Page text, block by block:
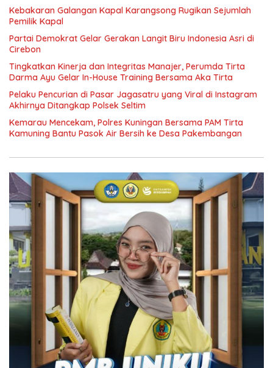
Kebakaran Galangan Kapal Karangsong Rugikan Sejumlah
Pemilik Kapal
Partai Demokrat Gelar Gerakan Langit Biru Indonesia Asri di
Cirebon
‎Tingkatkan Kinerja dan Integritas Manajer, Perumda Tirta
Darma Ayu Gelar In-House Training Bersama Aka Tirta ‎
Pelaku Pencurian di Pasar Jagasatru yang Viral di Instagram
Akhirnya Ditangkap Polsek Seltim
Kemarau Mencekam, Polres Kuningan Bersama PAM Tirta
Kamuning Bantu Pasok Air Bersih ke Desa Pakembangan